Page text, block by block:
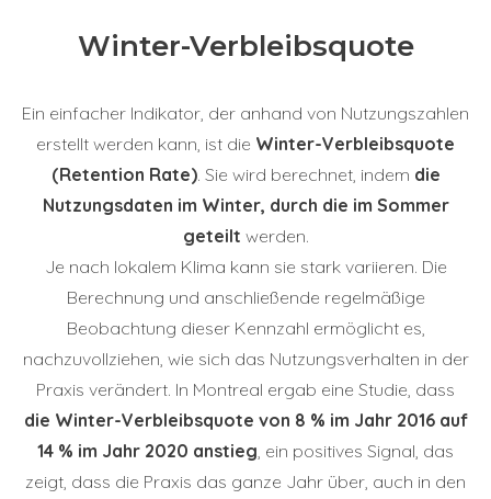
Winter-Verbleibsquote
Ein einfacher Indikator, der anhand von Nutzungszahlen
erstellt werden kann, ist die Winter-Verbleibsquote
(Retention Rate). Sie wird berechnet, indem die
Nutzungsdaten im Winter, durch die im Sommer
geteilt werden.
Je nach lokalem Klima kann sie stark variieren. Die
Berechnung und anschließende regelmäßige
Beobachtung dieser Kennzahl ermöglicht es,
nachzuvollziehen, wie sich das Nutzungsverhalten in der
Praxis verändert. In Montreal ergab eine Studie, dass
die Winter-Verbleibsquote von 8 % im Jahr 2016 auf
14 % im Jahr 2020 anstieg , ein positives Signal, das
zeigt, dass die Praxis das ganze Jahr über, auch in den